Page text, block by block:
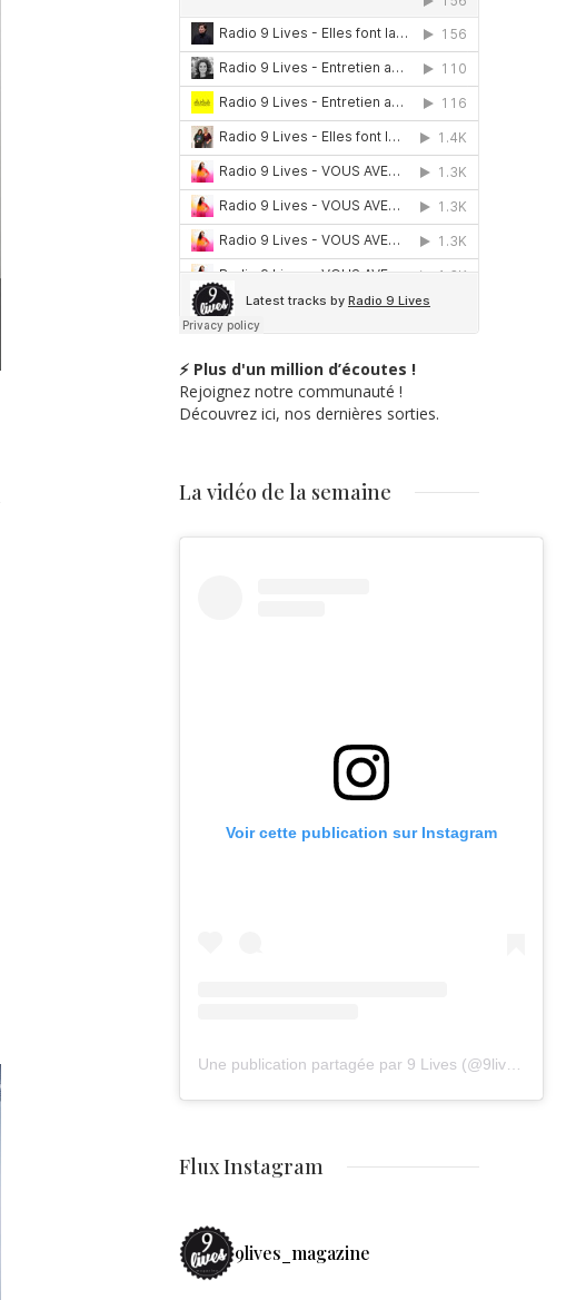
⚡ Plus d'un million d’écoutes !
Rejoignez notre communauté !
Découvrez ici, nos dernières sorties.
La vidéo de la semaine
Voir cette publication sur Instagram
Flux Instagram
9lives_magazine